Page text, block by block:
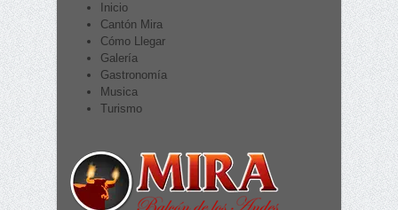
Inicio
Cantón Mira
Cómo Llegar
Galería
Gastronomía
Musica
Turismo